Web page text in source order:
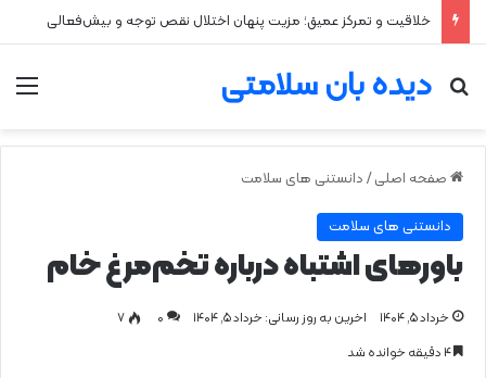
خلاقیت و تمرکز عمیق؛ مزیت پنهان اختلال نقص توجه و بیش‌فعالی
دیده بان سلامتی
جستجو برای
صفحه اصلی / دانستنی های سلامت
دانستنی های سلامت
باورهای اشتباه درباره تخم‌مرغ خام
خرداد ۵, ۱۴۰۴ اخرین به روز رسانی: خرداد ۵, ۱۴۰۴ 0
۷